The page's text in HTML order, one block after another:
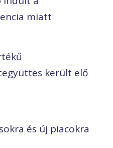
miatt
került elő
és új piacokra